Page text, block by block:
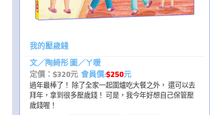
我的壓歲錢
文／陶綺彤 圖／ㄚ暖
定價：$320元 會員價:$250元
過年最棒了！ 除了全家一起圍爐吃大餐之外， 還可以去
拜年，拿到很多壓歲錢！ 可是，我今年好想自己保管壓
歲錢喔！